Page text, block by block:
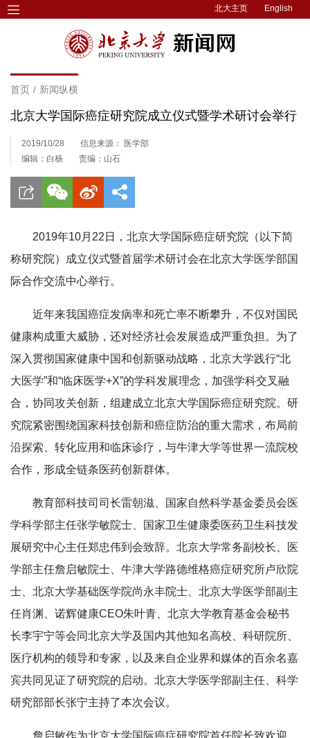
北大主页 English
首页 / 新闻纵横
北京大学国际癌症研究院成立仪式暨学术研讨会举行
2019/10/28
信息来源： 医学部
编辑：白杨
责编：山石
2019年10月22日，北京大学国际癌症研究院（以下简
称研究院）成立仪式暨首届学术研讨会在北京大学医学部国
际合作交流中心举行。
近年来我国癌症发病率和死亡率不断攀升，不仅对国民
健康构成重大威胁，还对经济社会发展造成严重负担。为了
深入贯彻国家健康中国和创新驱动战略，北京大学践行“北
大医学”和“临床医学+X”的学科发展理念，加强学科交叉融
合，协同攻关创新，组建成立北京大学国际癌症研究院。研
究院紧密围绕国家科技创新和癌症防治的重大需求，布局前
沿探索、转化应用和临床诊疗，与牛津大学等世界一流院校
合作，形成全链条医药创新群体。
教育部科技司司长雷朝滋、国家自然科学基金委员会医
学科学部主任张学敏院士、国家卫生健康委医药卫生科技发
展研究中心主任郑忠伟到会致辞。北京大学常务副校长、医
学部主任詹启敏院士、牛津大学路德维格癌症研究所卢欣院
士、北京大学基础医学院尚永丰院士、北京大学医学部副主
任肖渊、诺辉健康CEO朱叶青、北京大学教育基金会秘书
长李宇宁等会同北京大学及国内其他知名高校、科研院所、
医疗机构的领导和专家，以及来自企业界和媒体的百余名嘉
宾共同见证了研究院的启动。北京大学医学部副主任、科学
研究部部长张宁主持了本次会议。
詹启敏作为北京大学国际癌症研究院首任院长致欢迎